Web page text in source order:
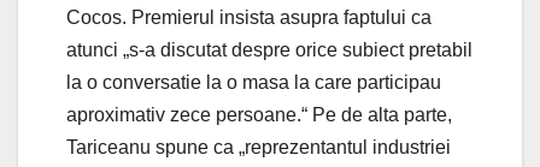
Cocos. Premierul insista asupra faptului ca
atunci „s-a discutat despre orice subiect pretabil
la o conversatie la o masa la care participau
aproximativ zece persoane.“ Pe de alta parte,
Tariceanu spune ca „reprezentantul industriei